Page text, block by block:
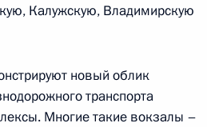
Калужскую, Владимирскую
новый облик
транспорта
Многие такие вокзалы –